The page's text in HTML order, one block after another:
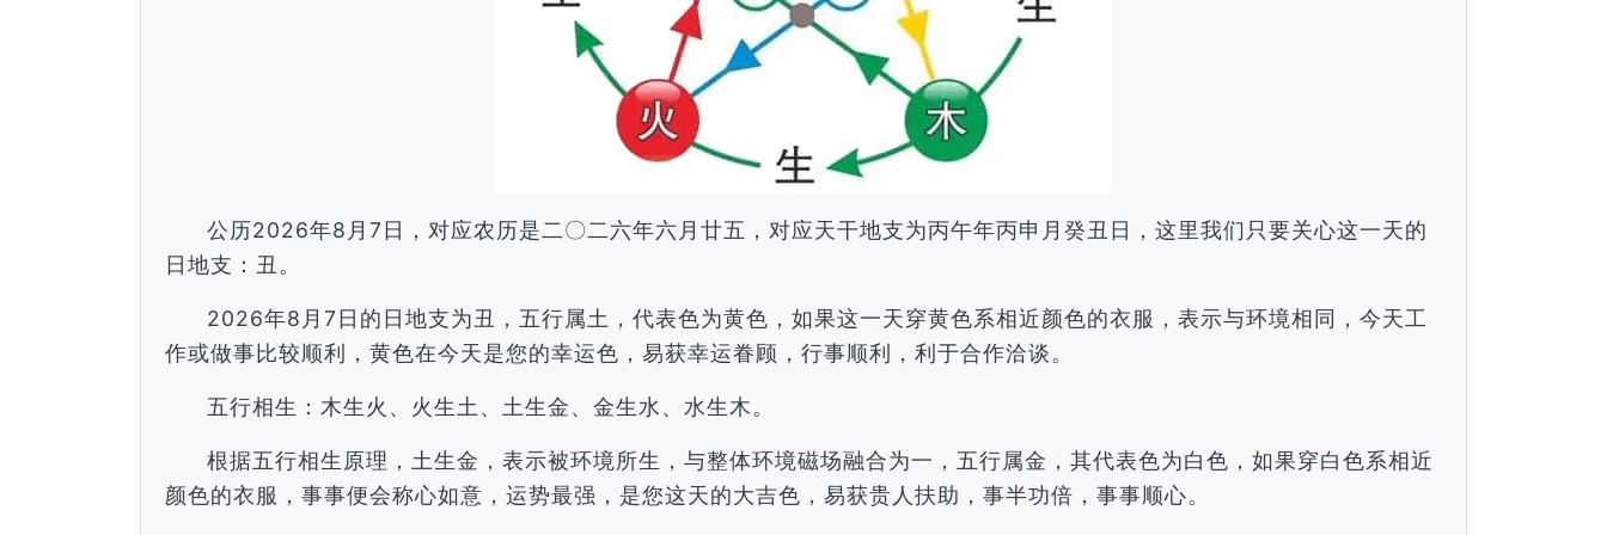
公历2026年8月7日，对应农历是二〇二六年六月廿五，对应天干地支为丙午年丙申月癸丑日，这里我们只要关心这一天的
日地支：丑。
2026年8月7日的日地支为丑，五行属土，代表色为黄色，如果这一天穿黄色系相近颜色的衣服，表示与环境相同，今天工
作或做事比较顺利，黄色在今天是您的幸运色，易获幸运眷顾，行事顺利，利于合作洽谈。
五行相生：木生火、火生土、土生金、金生水、水生木。
根据五行相生原理，土生金，表示被环境所生，与整体环境磁场融合为一，五行属金，其代表色为白色，如果穿白色系相近
颜色的衣服，事事便会称心如意，运势最强，是您这天的大吉色，易获贵人扶助，事半功倍，事事顺心。